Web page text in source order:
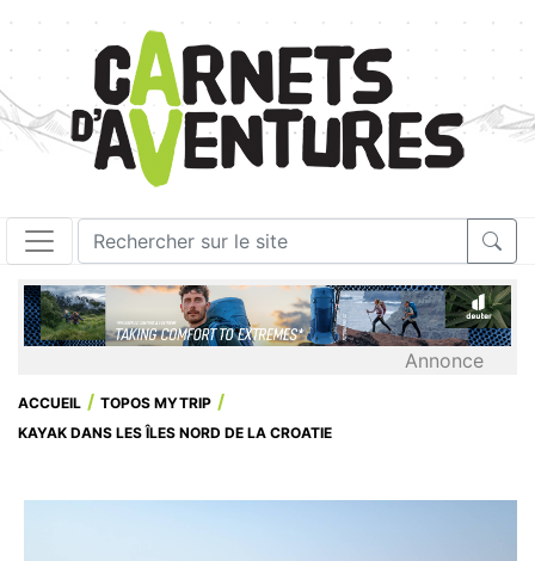
Annonce
ACCUEIL
TOPOS MYTRIP
KAYAK DANS LES ÎLES NORD DE LA CROATIE